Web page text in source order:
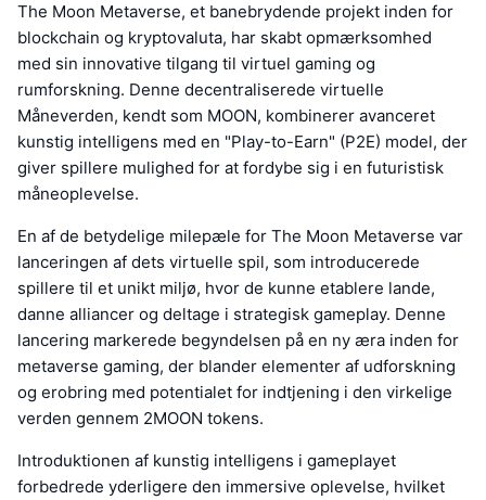
The Moon Metaverse, et banebrydende projekt inden for
blockchain og kryptovaluta, har skabt opmærksomhed
med sin innovative tilgang til virtuel gaming og
rumforskning. Denne decentraliserede virtuelle
Måneverden, kendt som MOON, kombinerer avanceret
kunstig intelligens med en "Play-to-Earn" (P2E) model, der
giver spillere mulighed for at fordybe sig i en futuristisk
måneoplevelse.
En af de betydelige milepæle for The Moon Metaverse var
lanceringen af dets virtuelle spil, som introducerede
spillere til et unikt miljø, hvor de kunne etablere lande,
danne alliancer og deltage i strategisk gameplay. Denne
lancering markerede begyndelsen på en ny æra inden for
metaverse gaming, der blander elementer af udforskning
og erobring med potentialet for indtjening i den virkelige
verden gennem 2MOON tokens.
Introduktionen af kunstig intelligens i gameplayet
forbedrede yderligere den immersive oplevelse, hvilket